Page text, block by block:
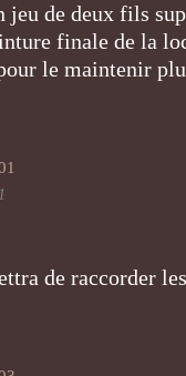
jeu de deux fils
finale de la
le maintenir
de raccorder